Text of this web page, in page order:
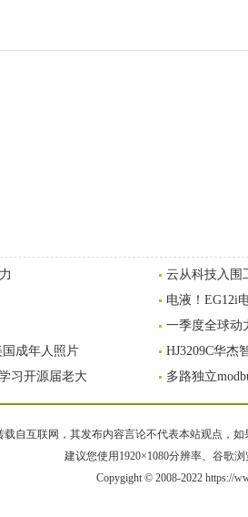
云从科技入围
电液！EG12i
一季度全球动
成年人照片
HJ3209C华杰
习开源届老大
多路独立
载自互联网，其发布内容言论不代表本站观点，
建议您使用1920×1080分辨率、谷歌
Copygight © 2008-2022 https://